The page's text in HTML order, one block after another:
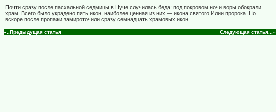
Почти сразу после пасхальной седмицы в Нуче случилась беда: под покровом ночи воры обокрали
храм. Всего было украдено пять икон, наиболее ценная из них — икона святого Илии пророка. Но
вскоре после пропажи замироточили сразу семнадцать храмовых икон.
«..Предыдущая статья Следующая статья...»